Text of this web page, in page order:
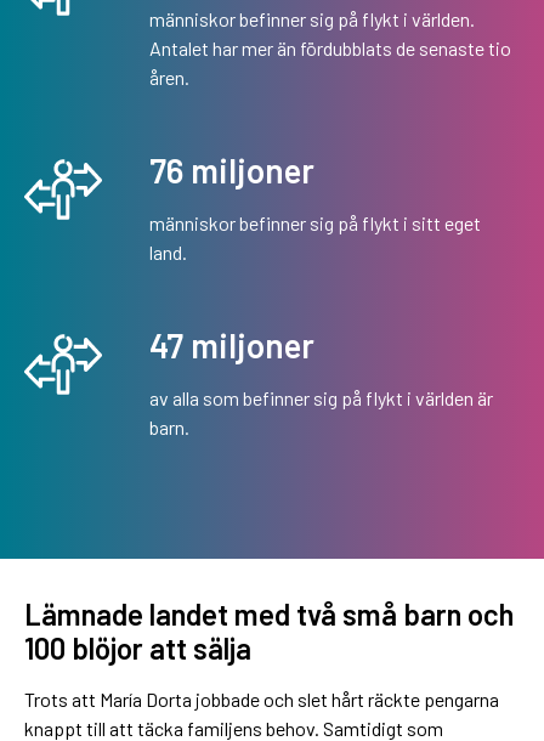
människor befinner sig på flykt i världen.
Antalet har mer än fördubblats de senaste tio
åren.
76 miljoner
människor befinner sig på flykt i sitt eget
land.
47 miljoner
av alla som befinner sig på flykt i världen är
barn.
Lämnade landet med två små barn och
100 blöjor att sälja
Trots att María Dorta jobbade och slet hårt räckte pengarna
knappt till att täcka familjens behov. Samtidigt som